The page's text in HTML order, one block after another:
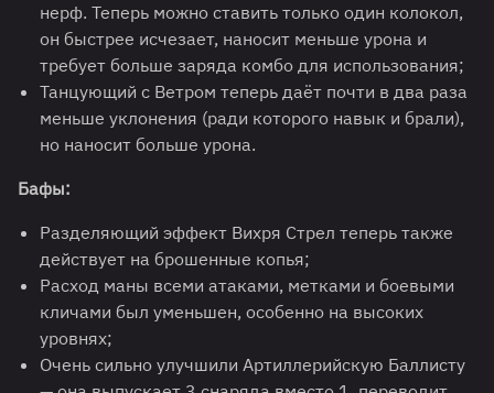
нерф. Теперь можно ставить только один колокол,
он быстрее исчезает, наносит меньше урона и
требует больше заряда комбо для использования;
Танцующий с Ветром теперь даёт почти в два раза
меньше уклонения (ради которого навык и брали),
но наносит больше урона.
Бафы:
Разделяющий эффект Вихря Стрел теперь также
действует на брошенные копья;
Расход маны всеми атаками, метками и боевыми
кличами был уменьшен, особенно на высоких
уровнях;
Очень сильно улучшили Артиллерийскую Баллисту